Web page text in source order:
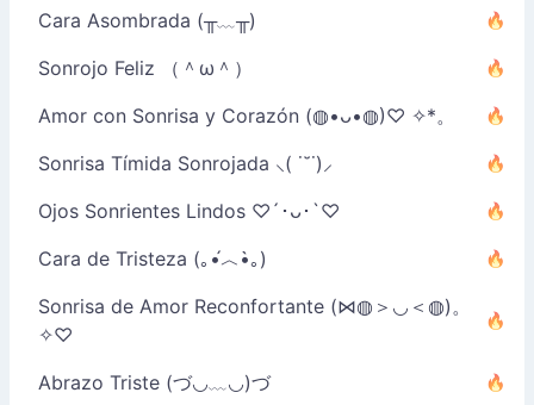
Cara Asombrada (╥﹏╥)
Sonrojo Feliz （＾ω＾）
Amor con Sonrisa y Corazón (◍•ᴗ•◍)♡ ✧*。
Sonrisa Tímida Sonrojada ⸜( ˙˘˙)⸝
Ojos Sonrientes Lindos ♡´･ᴗ･`♡
Cara de Tristeza (｡•́︿•̀｡)
Sonrisa de Amor Reconfortante (⋈◍＞◡＜◍)。
✧♡
Abrazo Triste (づ◡﹏◡)づ